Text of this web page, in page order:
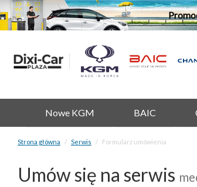
Nowe KGM BAIC
Strona główna Serwis Formularz umówienia
Umów się na serwis